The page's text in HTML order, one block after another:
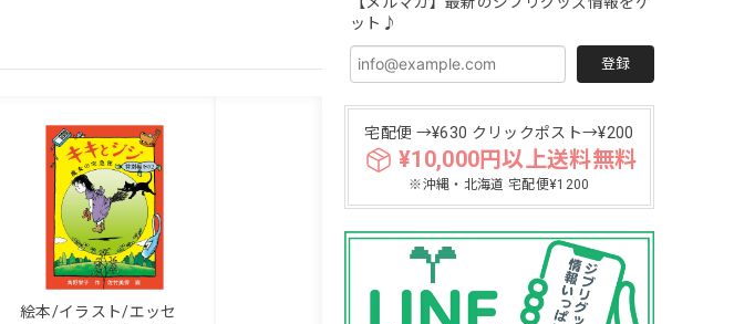
ット♪
登録
宅配便 →¥630 クリックポスト→¥200
¥10,000円以上送料無料
※沖縄・北海道 宅配便¥1200
絵本/イラスト/エッセ